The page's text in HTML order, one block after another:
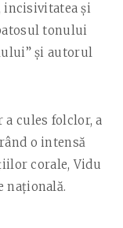
incisivitatea şi
tonului
şi autorul
cules folclor, a
o intensă
corale, Vidu
naţională.